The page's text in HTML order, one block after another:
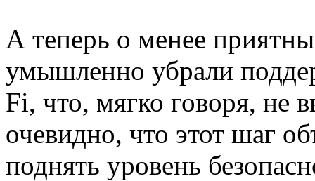
А теперь о менее
умышленно убрали
Fi, что, мягко говоря, не
очевидно, что этот шаг
поднять уровень